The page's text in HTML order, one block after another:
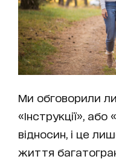
Ми обговорили
«Інструкції»,
відносин, і це
життя